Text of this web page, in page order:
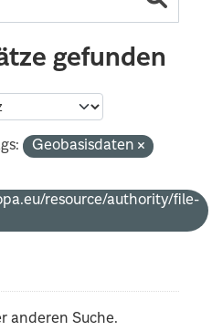
gefunden
Geobasisdaten
resource/authority/file-
anderen Suche.